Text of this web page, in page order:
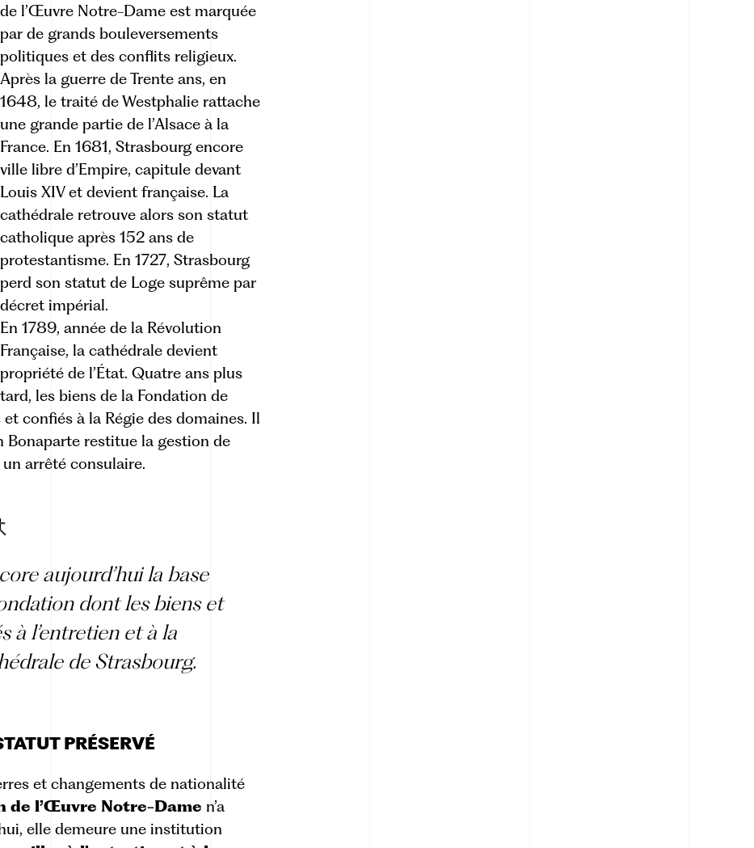
de l’Œuvre Notre-Dame est marquée
par de grands bouleversements
politiques et des conflits religieux.
Après la guerre de Trente ans, en
1648, le traité de Westphalie rattache
une grande partie de l’Alsace à la
France. En 1681, Strasbourg encore
ville libre d’Empire, capitule devant
Louis XIV et devient française. La
cathédrale retrouve alors son statut
catholique après 152 ans de
protestantisme. En 1727, Strasbourg
perd son statut de Loge suprême par
décret impérial.
En 1789, année de la Révolution
Française, la cathédrale devient
propriété de l’État. Quatre ans plus
tard, les biens de la Fondation de
confiés à la Régie des domaines. Il
restitue la gestion de
arrêté consulaire.
aujourd’hui la base
dont les biens et
à l’entretien et à la
de Strasbourg.
PRÉSERVÉ
et changements de nationalité
de l’Œuvre Notre-Dame n’a
elle demeure une institution